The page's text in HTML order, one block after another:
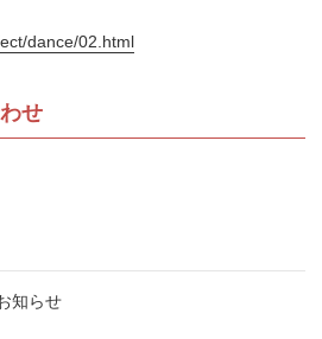
dance/02.html
せ
知らせ